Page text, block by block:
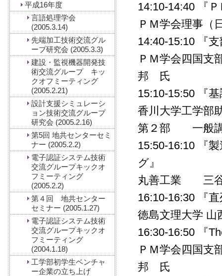
14:10-14:40 『
ＰＭ学会理事
14:40-15:10 『
ＰＭ学会四国
邦 氏
15:10-15:50 『
香川大学工学
第２部 一般
15:50-16:10 『
グ』
丸善工業 三
16:10-16:30 『
徳島文理大学
16:30-16:50 『
ＰＭ学会四国
邦 氏
平成16年度
言語処理学会
(2005.3.14)
先端加工技術交流グル
ープ研究会 (2005.3.3)
建設・監視機器開発技
術交流グループ キッ
クオフミーティング
(2005.2.21)
設計支援シミュレーシ
ョン技術交流グループ
研究会 (2005.2.16)
第5回 地共センターセミ
ナー (2005.2.2)
電子認証システム技術
交流グループキックオ
フミーティング
(2005.2.2)
第４回 地共センター
セミナー (2005.1.27)
電子認証システム技術
交流グループキックオ
フミーティング
(2004.1.18)
工学部初学生ベンチャ
ー企業の立ち上げ